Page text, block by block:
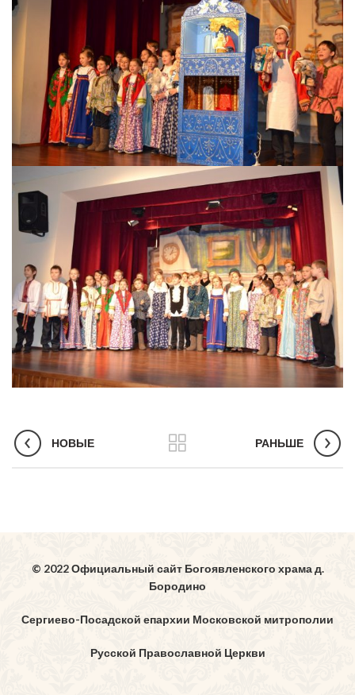
НОВЫЕ РАНЬШЕ
© 2022 Официальный сайт Богоявленского храма д.
Бородино
Сергиево-Посадской епархии Московской митрополии
Русской Православной Церкви